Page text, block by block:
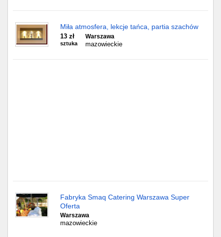
Miła atmosfera, lekcje tańca, partia szachów
13 zł
sztuka
Warszawa
mazowieckie
Fabryka Smaq Catering Warszawa Super
Oferta
Warszawa
mazowieckie
Sosnowiec